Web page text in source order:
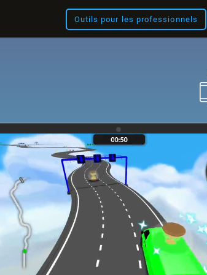
Outils pour les professionnels